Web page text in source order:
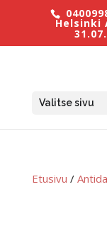
Helsinki
Valitse sivu
Etusivu /